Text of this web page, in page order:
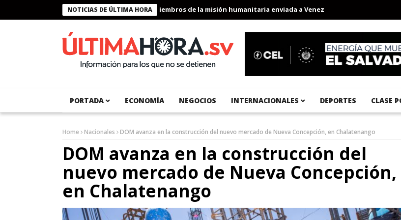
NOTICIAS DE ÚLTIMA HORA
Presidente Bukele condecora a miembros de la misión humanitaria enviada a Venezuela Aeropuerto
PORTADA ECONOMÍA NEGOCIOS INTERNACIONALES DEPORTES CLASE
Home Nacionales DOM avanza en la construcción del nuevo mercado de Nueva Concepción, en Chalatenango
DOM avanza en la construcción del
nuevo mercado de Nueva Concepción,
en Chalatenango